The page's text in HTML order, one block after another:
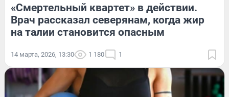
«Смертельный квартет» в действии.
Врач рассказал северянам, когда жир
на талии становится опасным
14 марта, 2026, 13:30 1 180 1